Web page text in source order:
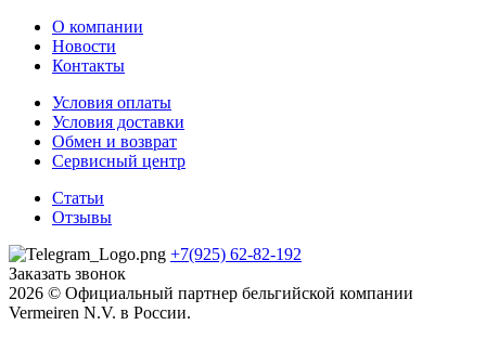
О компании
Новости
Контакты
Условия оплаты
Условия доставки
Обмен и возврат
Сервисный центр
Статьи
Отзывы
+7(925) 62-82-192
Заказать звонок
2026 © Официальный партнер бельгийской компании
Vermeiren N.V. в России.